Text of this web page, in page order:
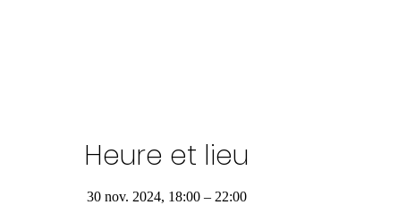
Heure et lieu
30 nov. 2024, 18:00 – 22:00